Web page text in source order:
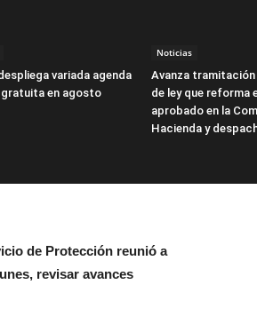
variada agenda
en agosto
Noticias
Avanza
de ley que reforma
aprobado en la
Hacienda y
de Protección reunió a
revisar avances